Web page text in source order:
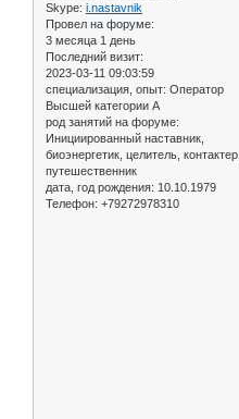
Skype: i.nastavnik
Провел на форуме:
3 месяца 1 день
Последний визит:
2023-03-11 09:03:59
специализация, опыт: Оператор
Высшей категории А
род занятий на форуме:
Инициированный наставник,
биоэнергетик, целитель, контактер,
путешественник
дата, год рождения: 10.10.1979
Телефон: +79272978310